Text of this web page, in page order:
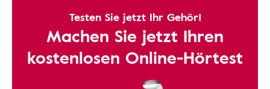
Testen Sie jetzt Ihr Gehör!
Machen Sie jetzt Ihren
kostenlosen Online-Hörtest